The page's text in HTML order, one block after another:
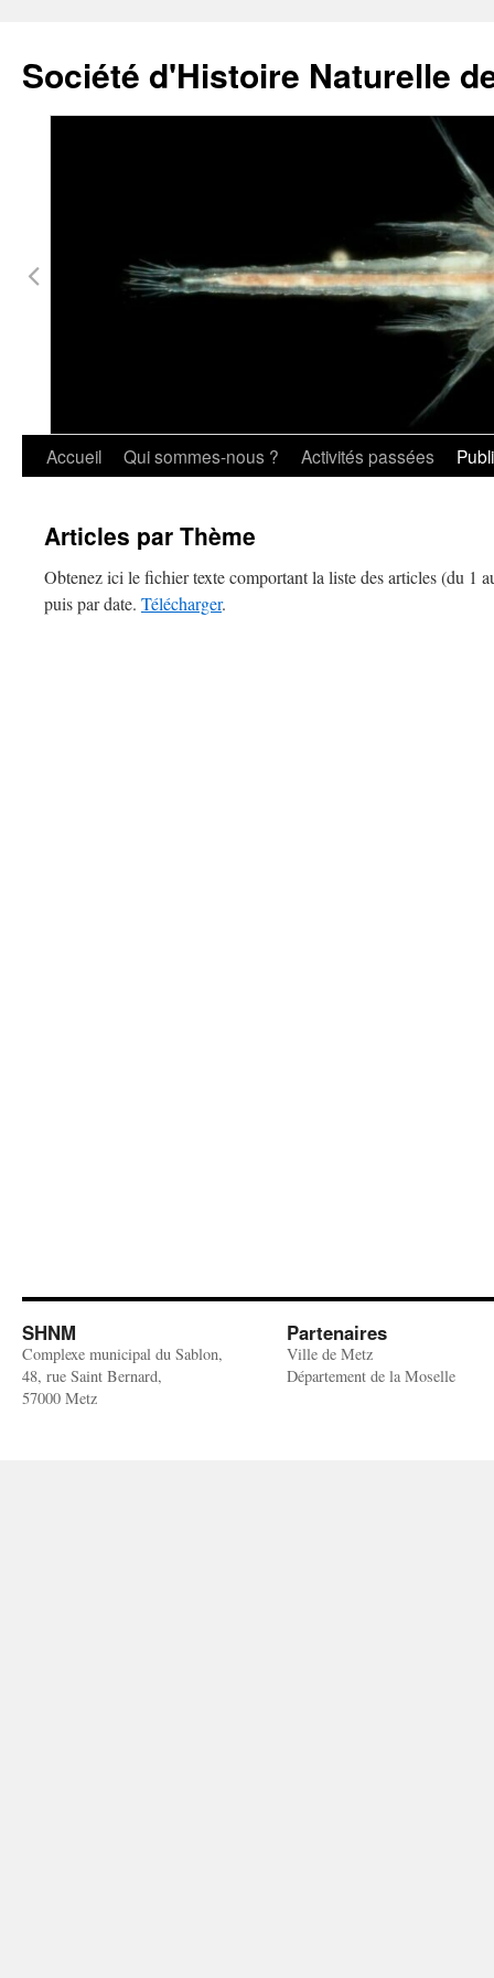
Société d'Histoire Naturelle
Accueil Qui sommes-nous ? Activités passées
Articles par Thème
Obtenez ici le fichier texte comportant la liste des articles (du 1
puis par date. Télécharger.
SHNM
Complexe municipal du Sablon,
48, rue Saint Bernard,
57000 Metz
Partenaires
Ville de Metz
Département de la Moselle